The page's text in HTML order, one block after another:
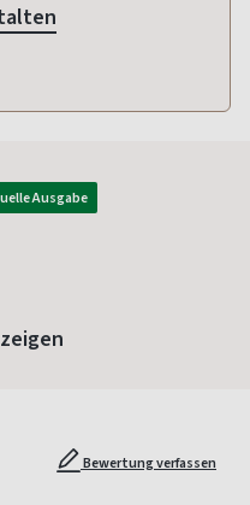
Ausgabe
Bewertung verfassen